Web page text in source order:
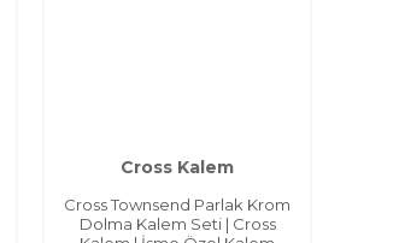
Cross Kalem
Cross Townsend Parlak Krom
Dolma Kalem Seti | Cross